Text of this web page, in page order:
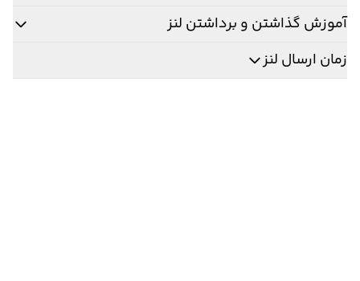
آموزش گذاشتن و برداشتن لنز
زمان ارسال لنز